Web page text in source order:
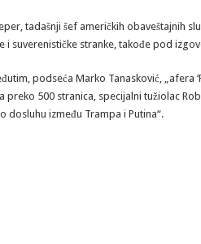
tadašnji šef američkih obaveštajnih
i suverenističke stranke, takođe pod
podseća Marko Tanasković, „afera
preko 500 stranica, specijalni tužiolac
dosluhu između Trampa i Putina“.